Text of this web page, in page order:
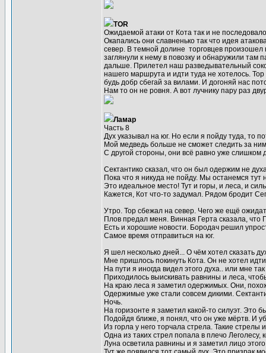
TOR
Ожидаемой атаки от Кота так и не
Окапались они славненько так что идея
север. В темной долине торговцев
заглянули к нему в повозку и обнаружили там
дальше. Прилетел наш разведывательный
нашего маршрута и идти туда не хотелось.
будь добр сбегай за вилами. И догоняй нас
Нам то он не ровня. А вот лучнику пару раз
Ламар
Часть 8
Дух указывал на юг. Но если я пойду туда, то
Мой медведь больше не сможет следить за
С другой стороны, они всё равно уже слишком
Сектантико сказал, что он был одержим не
Пока что я никуда не пойду. Мы останемся тут
Это идеальное место! Тут и горы, и леса, и
Кажется, Кот что-то задумал. Рядом бродит
Утро. Тор сбежал на север. Чего же ещё
Плов предал меня. Винная Герта сказала,
Есть и хорошие новости. Бородач решил
Самое время отправиться на юг.
Я шел несколько дней... О чём хотел сказать
Мне пришлось покинуть Кота. Он не хотел
На пути я иногда видел этого духа.. или мне
Приходилось выискивать равнины и леса,
На краю леса я заметил одержимых. Они,
Одержимые уже стали совсем дикими.
Ночь.
На горизонте я заметил какой-то силуэт. Это
Подойдя ближе, я понял, что он уже мёртв. И
Из горла у него торчала стрела. Такие стрелы
Одна из таких стрел попала в плечо Леголесу,
Луна осветила равнины и я заметил лицо